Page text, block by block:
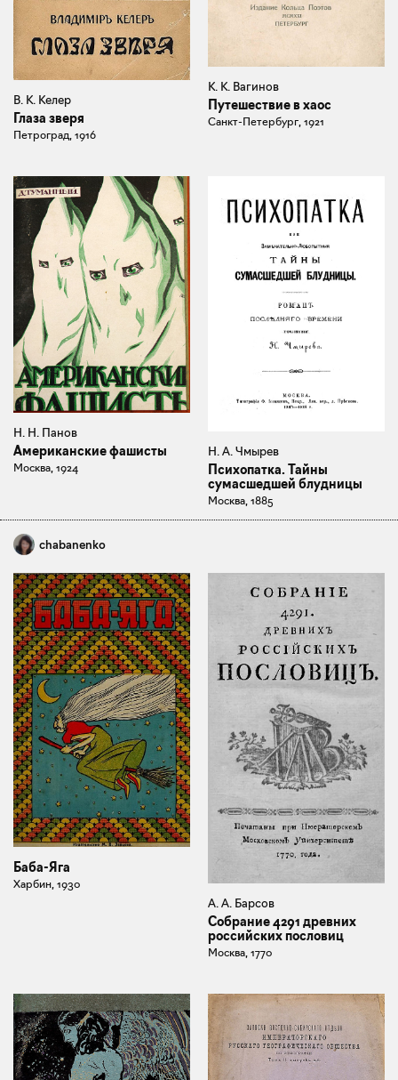
В. К. Келер
Глаза зверя
Петроград, 1916
К. К. Вагинов
Путешествие в хаос
Санкт-Петербург, 1921
Н. Н. Панов
Американские фашисты
Москва, 1924
Н. А. Чмырев
Психопатка. Тайны
сумасшедшей блудницы
Москва, 1885
chabanenko
Баба-Яга
Харбин, 1930
А. А. Барсов
Собрание 4291 древних
российских пословиц
Москва, 1770